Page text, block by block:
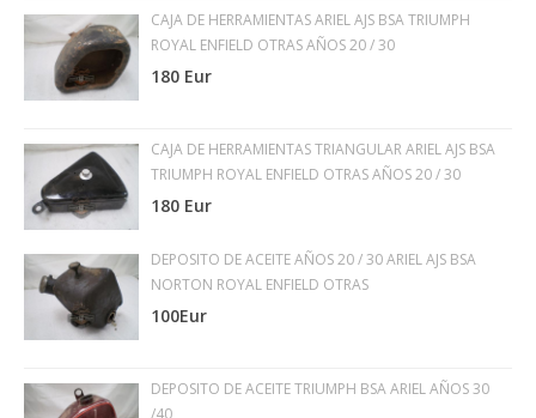
CAJA DE HERRAMIENTAS ARIEL AJS BSA TRIUMPH
ROYAL ENFIELD OTRAS AÑOS 20 / 30
180 Eur
CAJA DE HERRAMIENTAS TRIANGULAR ARIEL AJS BSA
TRIUMPH ROYAL ENFIELD OTRAS AÑOS 20 / 30
180 Eur
DEPOSITO DE ACEITE AÑOS 20 / 30 ARIEL AJS BSA
NORTON ROYAL ENFIELD OTRAS
100Eur
DEPOSITO DE ACEITE TRIUMPH BSA ARIEL AÑOS 30
/40